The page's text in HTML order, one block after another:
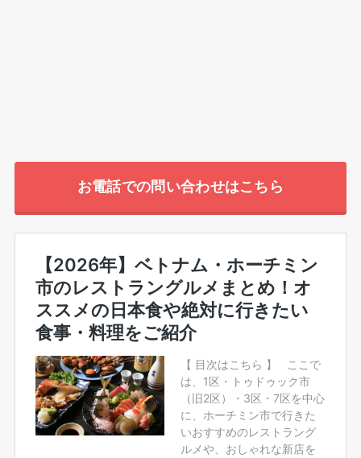
お電話での問い合わせはこちら